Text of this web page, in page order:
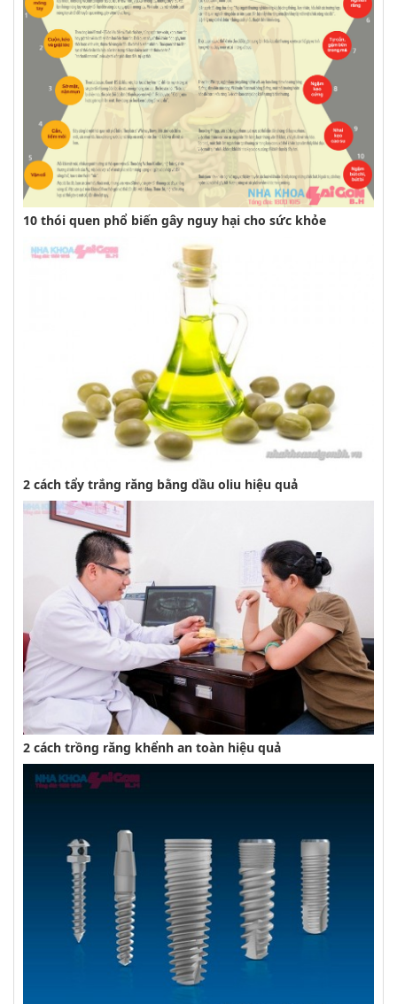
10 thói quen phổ biến gây nguy hại cho sức khỏe
2 cách tẩy trắng răng bằng dầu oliu hiệu quả
2 cách trồng răng khểnh an toàn hiệu quả